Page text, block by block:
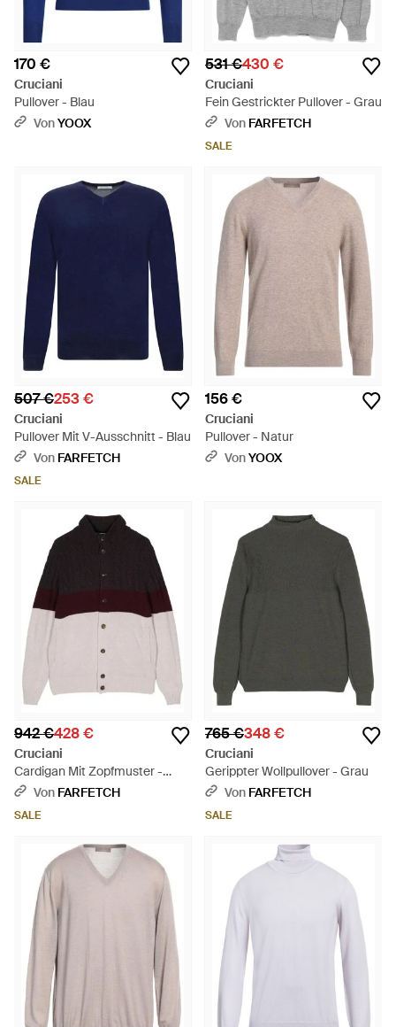
170 €
Cruciani
Pullover - Blau
VonYOOX
531 €430 €
Cruciani
Fein Gestrickter Pullover - Grau
Von FARFETCH
SALE
507 €253 €
Cruciani
Pullover Mit V-Ausschnitt - Blau
Von FARFETCH
SALE
156 €
Cruciani
Pullover - Natur
VonYOOX
942 €428 €
Cruciani
Cardigan Mit Zopfmuster -
Natur
Von FARFETCH
SALE
765 €348 €
Cruciani
Gerippter Wollpullover - Grau
Von FARFETCH
SALE